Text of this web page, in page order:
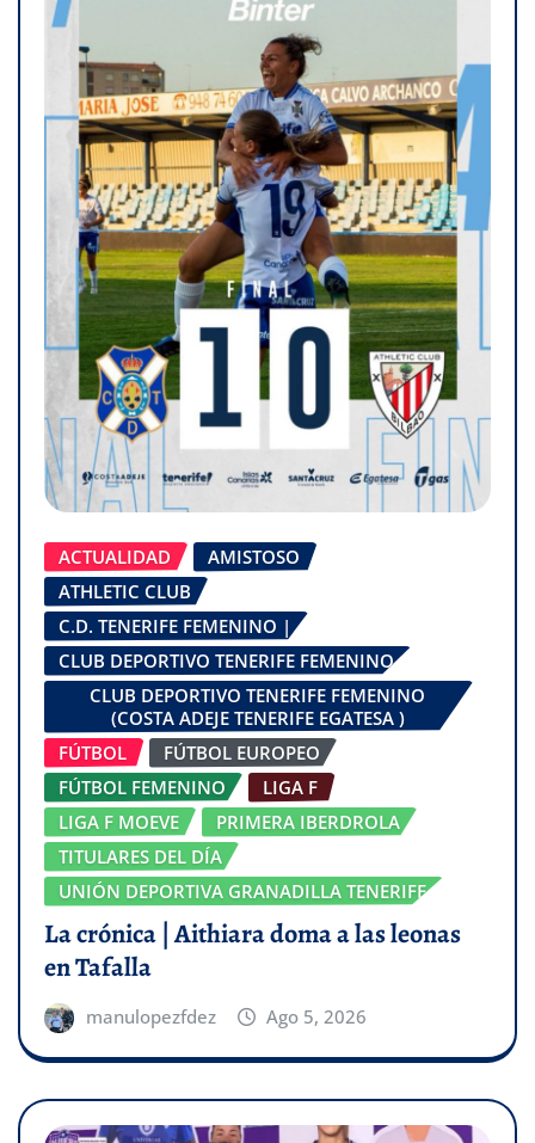
ACTUALIDAD
AMISTOSO
ATHLETIC CLUB
C.D. TENERIFE FEMENINO |
CLUB DEPORTIVO TENERIFE FEMENINO
CLUB DEPORTIVO TENERIFE FEMENINO
(COSTA ADEJE TENERIFE EGATESA )
FÚTBOL
FÚTBOL EUROPEO
FÚTBOL FEMENINO
LIGA F
LIGA F MOEVE
PRIMERA IBERDROLA
TITULARES DEL DÍA
UNIÓN DEPORTIVA GRANADILLA TENERIFE
La crónica | Aithiara doma a las leonas
en Tafalla
manulopezfdez Ago 5, 2026